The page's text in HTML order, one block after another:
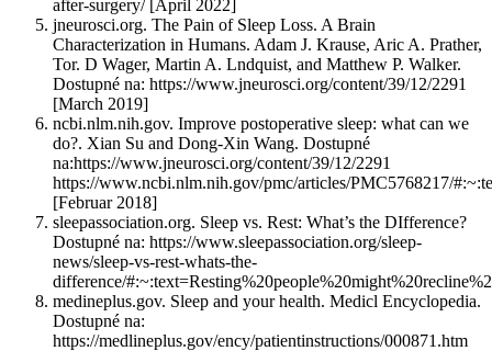
after-surgery/ [April 2022]
jneurosci.org. The Pain of Sleep Loss. A Brain
Characterization in Humans. Adam J. Krause, Aric A. Prather,
Tor. D Wager, Martin A. Lndquist, and Matthew P. Walker.
Dostupné na: https://www.jneurosci.org/content/39/12/2291
[March 2019]
ncbi.nlm.nih.gov. Improve postoperative sleep: what can we
do?. Xian Su and Dong-Xin Wang. Dostupné
na:https://www.jneurosci.org/content/39/12/2291
https://www.ncbi.nlm.nih.gov/pmc/articles/PMC5768217/
[Februar 2018]
sleepassociation.org. Sleep vs. Rest: What’s the DIfference?
Dostupné na: https://www.sleepassociation.org/sleep-
news/sleep-vs-rest-whats-the-
difference/
medineplus.gov. Sleep and your health. Medicl Encyclopedia.
Dostupné na:
https://medlineplus.gov/ency/patientinstructions/000871.htm